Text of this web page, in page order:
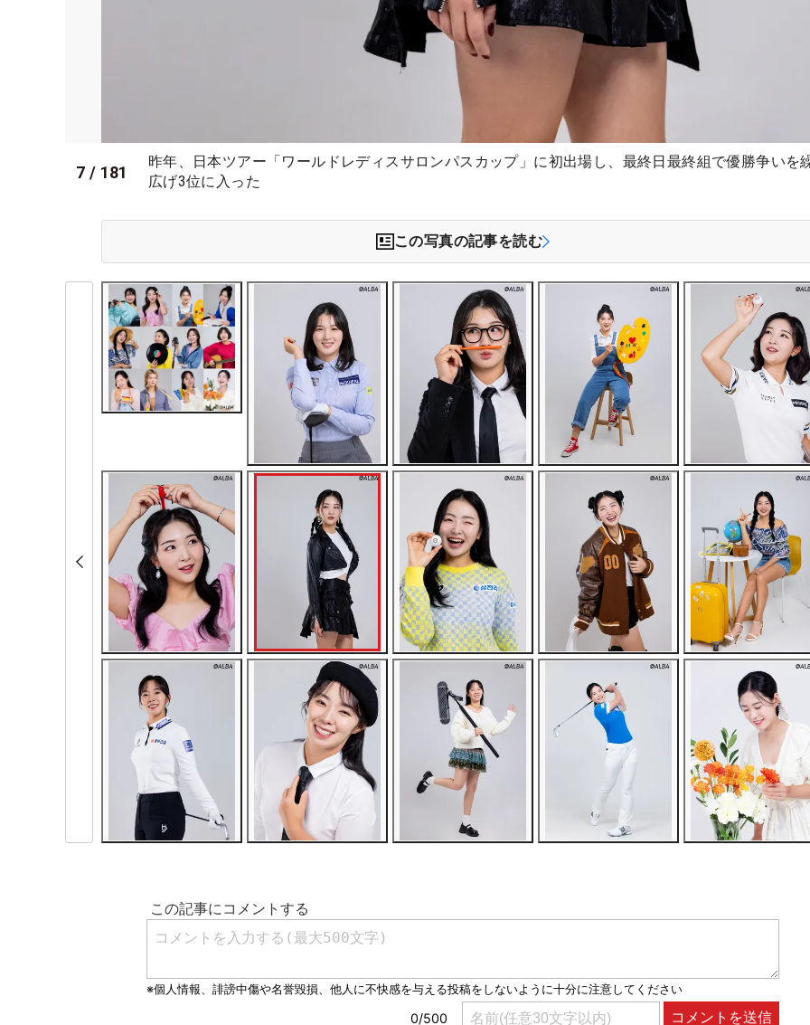
7 / 181
昨年、日本ツアー「ワールドレディスサロンパスカップ」に初出場し、最終日最終組で優勝争いを
広げ3位に入った
この写真の記事を読む